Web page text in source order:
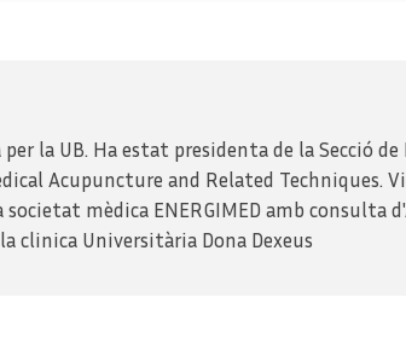
la UB. Ha estat presidenta de la Secció
Acupuncture and Related Techniques.
mèdica ENERGIMED amb consulta
clinica Universitària Dona Dexeus